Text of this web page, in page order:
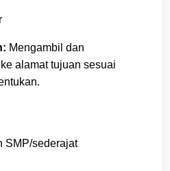
Mengambil dan
alamat tujuan sesuai
SMP/sederajat